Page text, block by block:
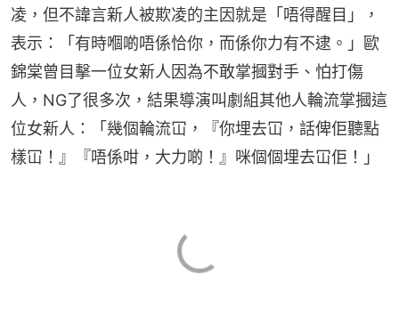
凌，但不諱言新人被欺凌的主因就是「唔得醒目」，
表示：「有時嗰啲唔係恰你，而係你力有不逮。」歐
錦棠曾目擊一位女新人因為不敢掌摑對手、怕打傷
人，NG了很多次，結果導演叫劇組其他人輪流掌摑這
位女新人：「幾個輪流冚，『你埋去冚，話俾佢聽點
樣冚！』『唔係咁，大力啲！』咪個個埋去冚佢！」